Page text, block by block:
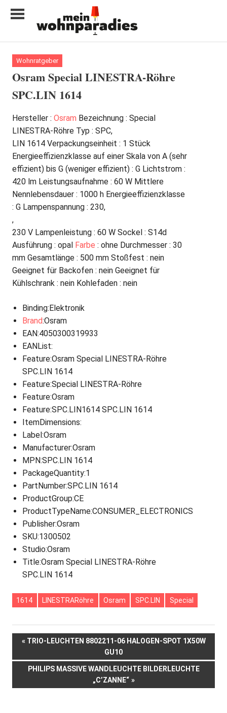
Inhalt
My
home
is
my
castle
Wohnratgeber
Osram Special LINESTRA-Röhre
SPC.LIN 1614
Hersteller : Osram Bezeichnung : Special
LINESTRA-Röhre Typ : SPC,
LIN 1614 Verpackungseinheit : 1 Stück
Energieeffizienzklasse auf einer Skala von A (sehr
effizient) bis G (weniger effizient) : G Lichtstrom :
420 lm Leistungsaufnahme : 60 W Mittlere
Nennlebensdauer : 1000 h Energieeffizienzklasse
: G Lampenspannung : 230,
,
230 V Lampenleistung : 60 W Sockel : S14d
Ausführung : opal Farbe : ohne Durchmesser : 30
mm Gesamtlänge : 500 mm Stoßfest : nein
Geeignet für Backofen : nein Geeignet für
Kühlschrank : nein Kohlefaden : nein
Binding:Elektronik
Brand:Osram
EAN:4050300319933
EANList:
Feature:Osram Special LINESTRA-Röhre
SPC.LIN 1614
Feature:Special LINESTRA-Röhre
Feature:Osram
Feature:SPC.LIN1614 SPC.LIN 1614
ItemDimensions:
Label :Osram
Manufacturer:Osram
MPN:SPC.LIN 1614
PackageQuantity:1
PartNumber:SPC.LIN 1614
ProductGroup:CE
ProductTypeName:CONSUMER_ELECTRONICS
Publisher:Osram
SKU:1300502
Studio:Osram
Title:Osram Special LINESTRA-Röhre
SPC.LIN 1614
1614 LINESTRARöhre Osram SPC.LIN Special
Beitrags-
Navigation
VORHERIGER
TRIO-LEUCHTEN 8802211-06 HALOGEN-SPOT 1X50W
GU10
NÄCHSTER
PHILIPS MASSIVE WANDLEUCHTE BILDERLEUCHTE
„C’ZANNE“